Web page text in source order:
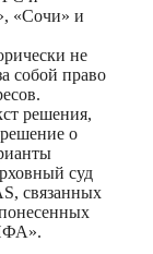
«Сочи» и
не
собой право
решения,
решение о
суд
связанных